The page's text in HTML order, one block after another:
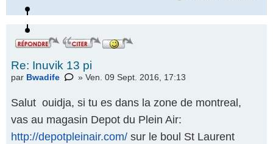
Re: Inuvik 13 pi
par Bwadife » Ven. 09 Sept. 2016, 17:13
Salut ouidja, si tu es dans la zone de montreal,
vas au magasin Depot du Plein Air:
http://depotpleinair.com/ sur le boul St Laurent